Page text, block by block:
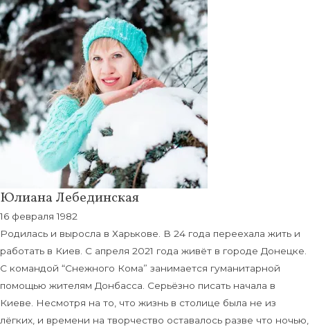
Юлиана Лебединская
16 февраля 1982
Родилась и выросла в Харькове. В 24 года переехала жить и
работать в Киев. С апреля 2021 года живёт в городе Донецке.
С командой “Снежного Кома” занимается гуманитарной
помощью жителям Донбасса. Серьёзно писать начала в
Киеве. Несмотря на то, что жизнь в столице была не из
лёгких, и времени на творчество оставалось разве что ночью,